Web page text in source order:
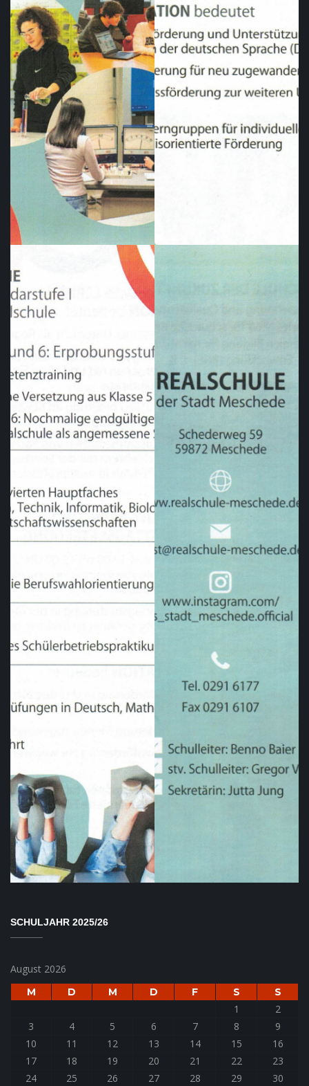
SCHULJAHR 2025/26
August 2026
M D M D F S S
1
2
3
4 5 6 7 8
9
10
11 12 13 14 15
16
17
18 19 20 21 22
23
24
25 26 27 28 29
30